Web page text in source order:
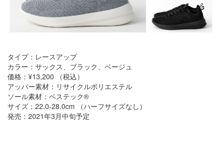
タイプ：レースアップ
カラー：サックス、ブラック、ベージュ
価格：¥13,200 （税込）
アッパー素材：リサイクルポリエステル
ソール素材：ベステック®
サイズ：22.0-28.0cm （ハーフサイズなし）
発売：2021年3月中旬予定